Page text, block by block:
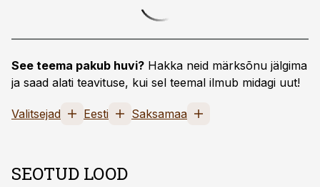
See teema pakub huvi? Hakka neid märksõnu jälgima
ja saad alati teavituse, kui sel teemal ilmub midagi uut!
Valitsejad Eesti Saksamaa
SEOTUD LOOD